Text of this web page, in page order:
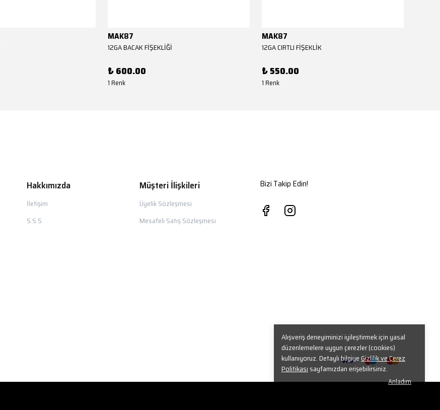
Alışveriş deneyiminizi iyileştirmek için yasal
düzenlemelere uygun çerezler (cookies)
kullanıyoruz. Detaylı bilgiye Gizlilik ve Çerez
Politikası sayfamızdan erişebilirsiniz.
Anladım
MAK87
12GA BACAK FİŞEKLİĞİ
₺ 600.00
1 Renk
MAK87
12GA CIRTLI FİŞEKLİK
₺ 550.00
1 Renk
Hakkımızda
İletişim
S.S.S
Müşteri İlişkileri
Üyelik Sözleşmesi
Mesafeli Satış Sözleşmesi
Bizi Takip Edin!